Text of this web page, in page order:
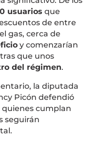
usuarios que
de entre
gas, cerca de
y comenzarían
que unos
del régimen.
la diputada
Picón defendió
cumplan
seguirán